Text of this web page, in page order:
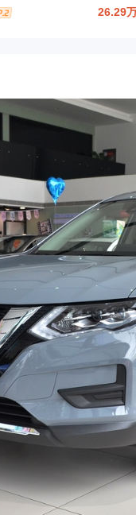
26.29